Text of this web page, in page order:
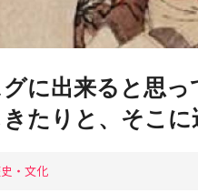
に出来ると思
きたりと、そこ
・文化